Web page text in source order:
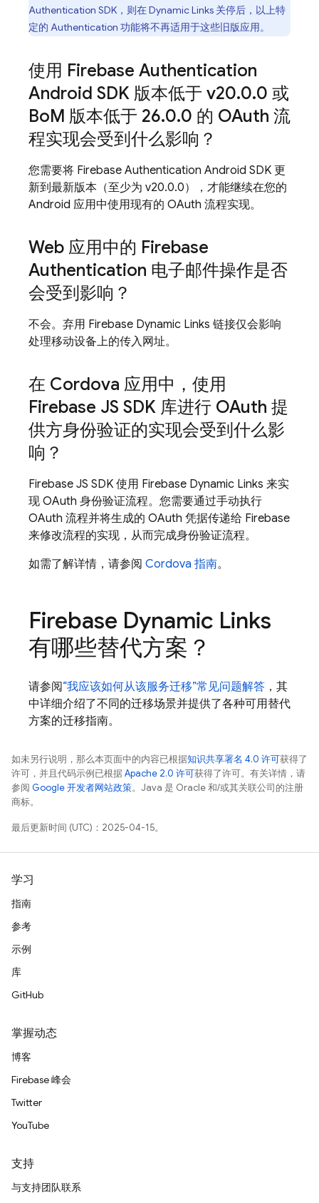
Authentication SDK，则在Dynamic Links 关停后，以上特
定的 Authentication 功能将不再适用于这些旧版应用。
使用 Firebase Authentication
Android SDK 版本低于 v20.0.0 或
BoM 版本低于 26.0.0 的 OAuth 流
程实现会受到什么影响？
您需要将 Firebase Authentication Android SDK 更
新到最新版本（至少为 v20.0.0），才能继续在您的
Android 应用中使用现有的 OAuth 流程实现。
Web 应用中的 Firebase
Authentication 电子邮件操作是否
会受到影响？
不会。弃用 Firebase Dynamic Links 链接仅会影响
处理移动设备上的传入网址。
在 Cordova 应用中，使用
Firebase JS SDK 库进行 OAuth 提
供方身份验证的实现会受到什么影
响？
Firebase JS SDK 使用 Firebase Dynamic Links 来实
现 OAuth 身份验证流程。您需要通过手动执行
OAuth 流程并将生成的 OAuth 凭据传递给 Firebase
来修改流程的实现，从而完成身份验证流程。
如需了解详情，请参阅 Cordova 指南。
Firebase Dynamic Links
有哪些替代方案？
请参阅“我应该如何从该服务迁移”常见问题解答 ，其
中详细介绍了不同的迁移场景并提供了各种可用替代
方案的迁移指南。
如未另行说明，那么本页面中的内容已根据知识共享署名 4.0 许可获得了
许可，并且代码示例已根据Apache 2.0 许可获得了许可。有关详情，请
参阅 Google 开发者网站政策。Java 是 Oracle 和/或其关联公司的注册
商标。
最后更新时间 (UTC)：2025-04-15。
学习
指南
参考
示例
库
GitHub
掌握动态
博客
Firebase 峰会
Twitter
YouTube
支持
与支持团队联系